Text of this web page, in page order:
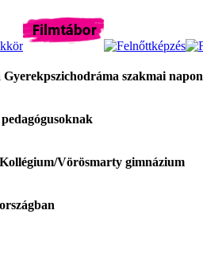
szakmai napon
Vörösmarty gimnázium